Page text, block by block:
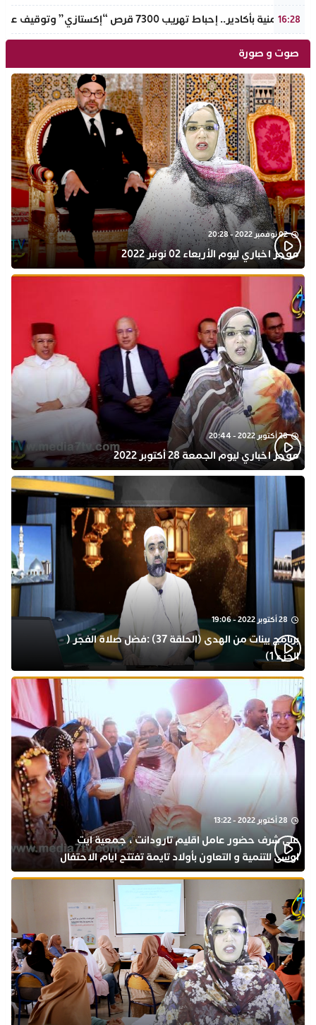
16:28
ضربة أمنية بأكادير.. إحباط تهريب 7300 قرص “إكستازي” وتوقيف عنصرين من ذوي السوابق
صوت و صورة
02 نوفمبر 2022 - 20:28
موجز اخباري ليوم الأربعاء 02 نونبر 2022
28 أكتوبر 2022 - 20:44
موجز اخباري ليوم الجمعة 28 أكتوبر 2022
28 أكتوبر 2022 - 19:06
برنامج بينات من الهدى (الحلقة 37) :فضل صلاة الفجر (
الجزء 1)
28 أكتوبر 2022 - 13:22
على شرف حضور عامل اقليم تارودانت ، جمعية ايت
اوسى للتنمية و التعاون بأولاد تايمة تفتتح ايام الاحتفال
بذكرى المولد النبوي